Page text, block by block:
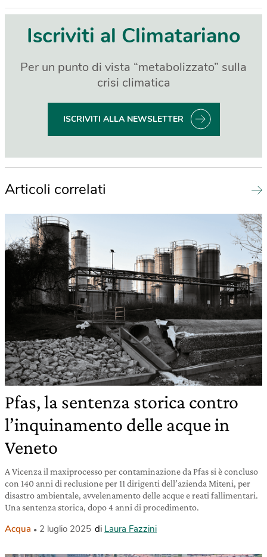
Iscriviti al Climatariano
Per un punto di vista “metabolizzato” sulla
crisi climatica
ISCRIVITI ALLA NEWSLETTER
Articoli correlati
Pfas, la sentenza storica contro
l’inquinamento delle acque in
Veneto
A Vicenza il maxiprocesso per contaminazione da Pfas si è concluso
con 140 anni di reclusione per 11 dirigenti dell’azienda Miteni, per
disastro ambientale, avvelenamento delle acque e reati fallimentari.
Una sentenza storica, dopo 4 anni di procedimento.
Acqua 2 luglio 2025 di Laura Fazzini